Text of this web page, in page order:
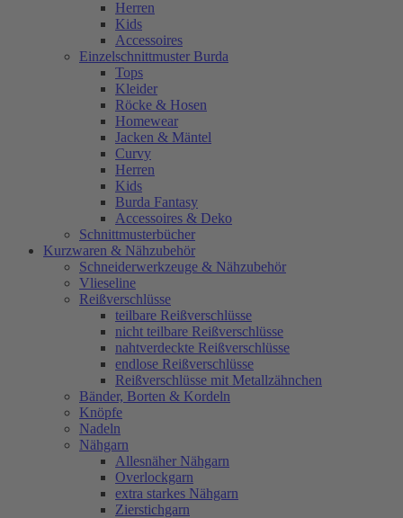
Herren
Kids
Accessoires
Einzelschnittmuster Burda
Tops
Kleider
Röcke & Hosen
Homewear
Jacken & Mäntel
Curvy
Herren
Kids
Burda Fantasy
Accessoires & Deko
Schnittmusterbücher
Kurzwaren & Nähzubehör
Schneiderwerkzeuge & Nähzubehör
Vlieseline
Reißverschlüsse
teilbare Reißverschlüsse
nicht teilbare Reißverschlüsse
nahtverdeckte Reißverschlüsse
endlose Reißverschlüsse
Reißverschlüsse mit Metallzähnchen
Bänder, Borten & Kordeln
Knöpfe
Nadeln
Nähgarn
Allesnäher Nähgarn
Overlockgarn
extra starkes Nähgarn
Zierstichgarn